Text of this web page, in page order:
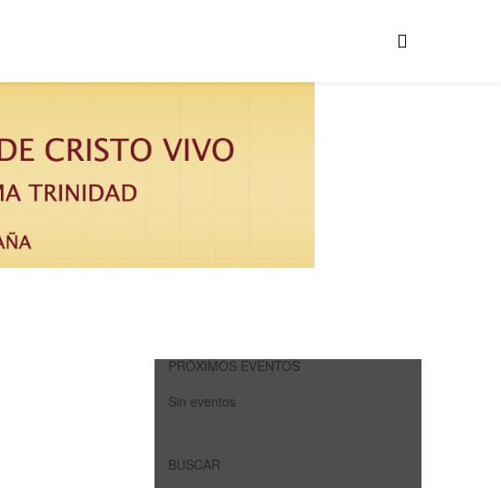
PRÓXIMOS EVENTOS
Sin eventos
BUSCAR